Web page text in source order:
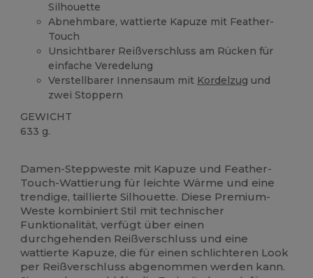
Silhouette
Abnehmbare, wattierte Kapuze mit Feather-
Touch
Unsichtbarer Reißverschluss am Rücken für
einfache Veredelung
Verstellbarer Innensaum mit Kordelzug und
zwei Stoppern
GEWICHT
633 g.
Damen-Steppweste mit Kapuze und Feather-
Touch-Wattierung für leichte Wärme und eine
trendige, taillierte Silhouette. Diese Premium-
Weste kombiniert Stil mit technischer
Funktionalität, verfügt über einen
durchgehenden Reißverschluss und eine
wattierte Kapuze, die für einen schlichteren Look
per Reißverschluss abgenommen werden kann.